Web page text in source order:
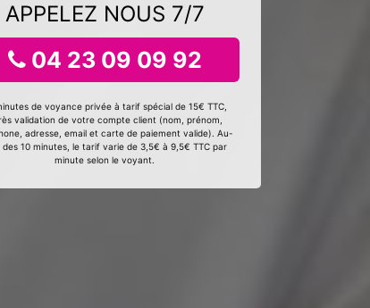
APPELEZ NOUS 7/7
04 23 09 09 92
de voyance privée à tarif spécial de 15€ TTC,
validation de votre compte client (nom, prénom,
adresse, email et carte de paiement valide). Au-
des 10 minutes, le tarif varie de 3,5€ à 9,5€ TTC par
minute selon le voyant.